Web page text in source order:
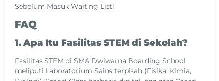
Sebelum Masuk Waiting List!
FAQ
1. Apa Itu Fasilitas STEM di Sekolah?
Fasilitas STEM di SMA Dwiwarna Boarding School
meliputi Laboratorium Sains terpisah (Fisika, Kimia,